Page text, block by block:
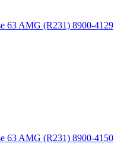
63 AMG (R231) 8900-4129
63 AMG (R231) 8900-4150